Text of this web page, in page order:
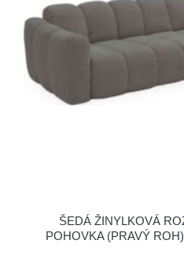
ŠEDÁ ŽINYLKOVÁ
POHOVKA (PRAVÝ